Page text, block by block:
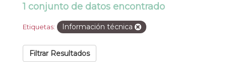
1 conjunto de datos encontrado
Etiquetas: Información técnica
Filtrar Resultados